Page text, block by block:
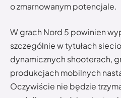
o zmarnowanym potencjale.
W grach Nord 5 powinien
szczególnie w tytułach
dynamicznych shooterach,
produkcjach mobilnych
Oczywiście nie będzie